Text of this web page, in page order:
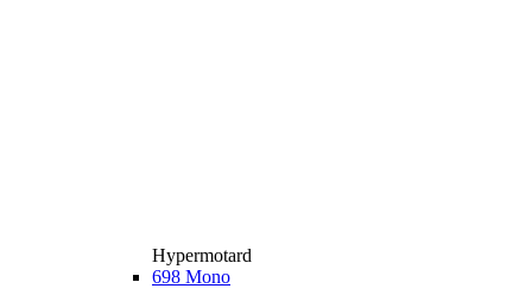
Hypermotard
698 Mono